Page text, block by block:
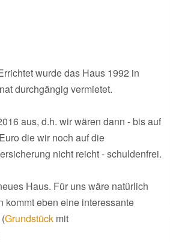
wurde das Haus 1992 in
durchgängig vermietet.
aus, d.h. wir wären dann - bis auf
die wir noch auf die
nicht reicht - schuldenfrei.
Haus. Für uns wäre natürlich
kommt eben eine interessante
Grundstück mit